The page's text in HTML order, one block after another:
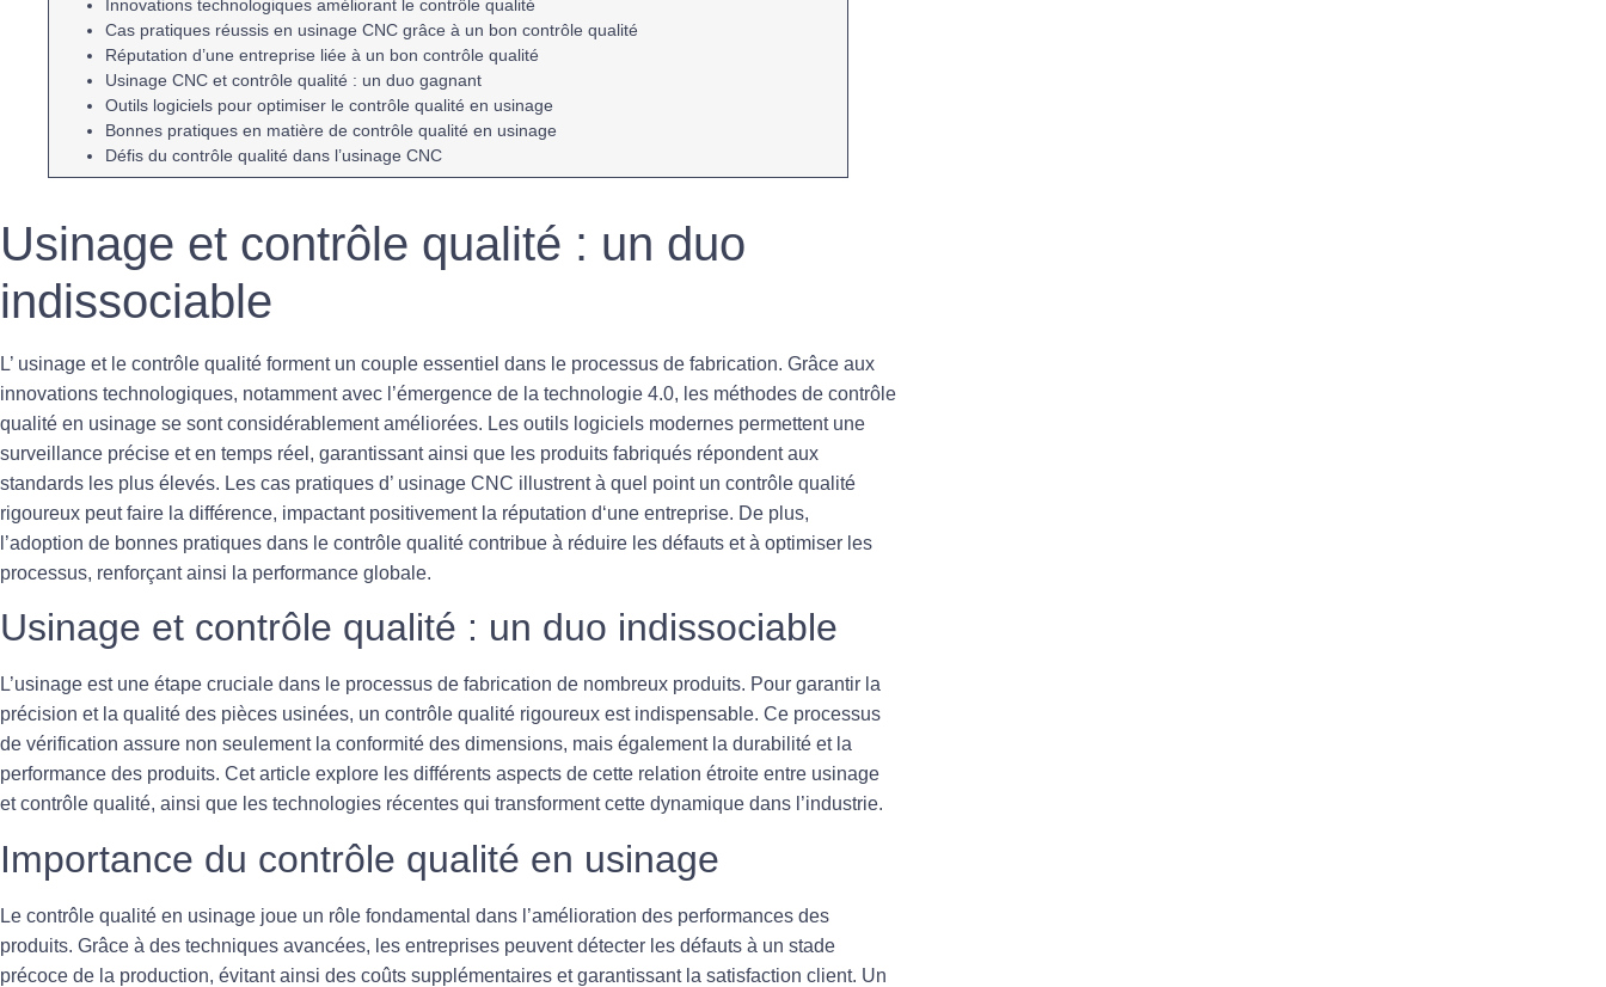
Innovations technologiques améliorant lecontrôle qualité
Cas pratiques réussis en usinage CNC grâce à un boncontrôle qualité
Réputation d’une entreprise liée à un boncontrôle qualité
Usinage CNC etcontrôle qualité : un duo gagnant
Outils logiciels pour optimiser lecontrôle qualité en usinage
Bonnes pratiques en matière decontrôle qualité en usinage
Défis du contrôle qualité dans l’usinage CNC
Usinage et contrôle qualité : un duo
indissociable
L’ usinage et le contrôle qualité forment un couple essentiel dans le processus de fabrication. Grâce aux
innovations technologiques, notamment avec l’émergence de la technologie 4.0, les méthodes de contrôle
qualité en usinage se sont considérablement améliorées. Les outils logiciels modernes permettent une
surveillance précise et en temps réel, garantissant ainsi que les produits fabriqués répondent aux
standards les plus élevés. Les cas pratiques d’ usinage CNC illustrent à quel point un contrôle qualité
rigoureux peut faire la différence, impactant positivement la réputation d‘une entreprise. De plus,
l’adoption de bonnes pratiques dans le contrôle qualité contribue à réduire les défauts et à optimiser les
processus, renforçant ainsi la performance globale.
Usinage et contrôle qualité : un duo indissociable
L’usinage est une étape cruciale dans le processus de fabrication de nombreux produits. Pour garantir la
précision et la qualité des pièces usinées, un contrôle qualité rigoureux est indispensable. Ce processus
de vérification assure non seulement la conformité des dimensions, mais également la durabilité et la
performance des produits. Cet article explore les différents aspects de cette relation étroite entre usinage
et contrôle qualité, ainsi que les technologies récentes qui transforment cette dynamique dans l’industrie.
Importance du contrôle qualité en usinage
Le contrôle qualité en usinage joue un rôle fondamental dans l’amélioration des performances des
produits. Grâce à des techniques avancées, les entreprises peuvent détecter les défauts à un stade
précoce de la production, évitant ainsi des coûts supplémentaires et garantissant la satisfaction client. Un